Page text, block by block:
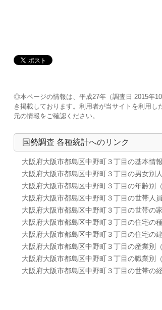
◎本ページの情報は、平成27年（調査日 2015年
き掲載しております。利用者が当サイトを利用
元の情報をご確認ください。
国勢調査 各種統計へのリンク
大阪府大阪市都島区中野町３丁目の基本情報
大阪府大阪市都島区中野町３丁目の男女別
大阪府大阪市都島区中野町３丁目の年齢別
大阪府大阪市都島区中野町３丁目の世帯人
大阪府大阪市都島区中野町３丁目の世帯の
大阪府大阪市都島区中野町３丁目の住宅の
大阪府大阪市都島区中野町３丁目の住宅の
大阪府大阪市都島区中野町３丁目の産業別
大阪府大阪市都島区中野町３丁目の職業別
大阪府大阪市都島区中野町３丁目の世帯の